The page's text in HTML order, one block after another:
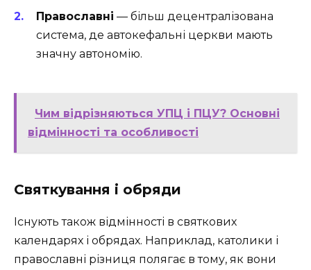
Православні — більш децентралізована
система, де автокефальні церкви мають
значну автономію.
Чим відрізняються УПЦ і ПЦУ? Основні
відмінності та особливості
Святкування і обряди
Існують також відмінності в святкових
календарях і обрядах. Наприклад, католики і
православні різниця полягає в тому, як вони